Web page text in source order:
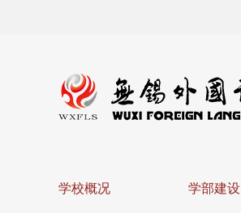
学校概况 学部建设